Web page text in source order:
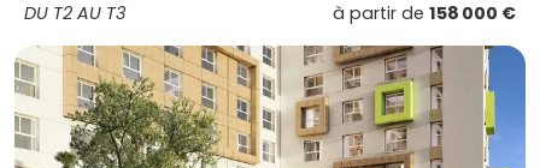
DU T2 AU T3
à partir de 158 000 €